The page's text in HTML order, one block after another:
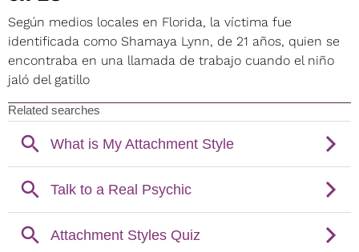
Según medios locales en Florida, la víctima fue
identificada como Shamaya Lynn, de 21 años, quien se
encontraba en una llamada de trabajo cuando el niño
jaló del gatillo